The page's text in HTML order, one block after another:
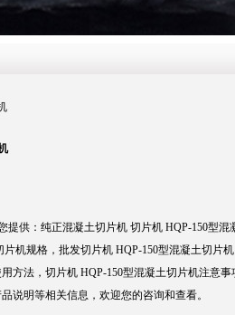
提供：纯正混凝土切片机 切片机 HQP-150型混
片机规格，批发切片机 HQP-150型混凝土切片
方法，切片机 HQP-150型混凝土切片机注意
说明等相关信息，欢迎您的咨询和查看。